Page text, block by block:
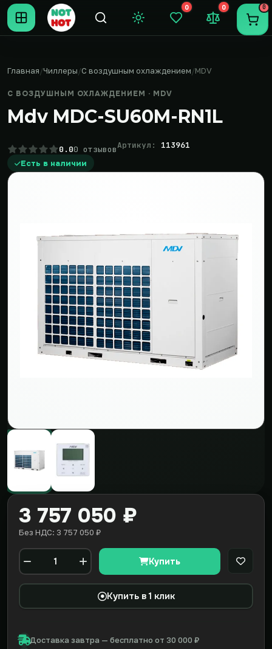
Темная тема
0
Закладки (0)
0
Сравнение
0
Главная Чиллеры С воздушным охлаждением MDV
С ВОЗДУШНЫМ ОХЛАЖДЕНИЕМ · MDV
Mdv MDC-SU60M-RN1L
0.00 отзывовАртикул: 113961
Есть в наличии
3 757 050 ₽
Без НДС: 3 757 050 ₽
Количество
Купить В
Купить в 1 клик
Доставка завтра — бесплатно от 30 000 ₽